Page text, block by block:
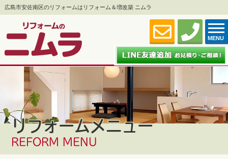
広島市安佐南区のリフォームはリフォーム＆増改築 ニムラ
MENU
リフォームメニュー
REFORM MENU